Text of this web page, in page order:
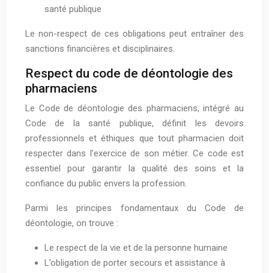
santé publique
Le non-respect de ces obligations peut entraîner des
sanctions financières et disciplinaires.
Respect du code de déontologie des
pharmaciens
Le Code de déontologie des pharmaciens, intégré au
Code de la santé publique, définit les devoirs
professionnels et éthiques que tout pharmacien doit
respecter dans l’exercice de son métier. Ce code est
essentiel pour garantir la qualité des soins et la
confiance du public envers la profession.
Parmi les principes fondamentaux du Code de
déontologie, on trouve :
Le respect de la vie et de la personne humaine
L’obligation de porter secours et assistance à